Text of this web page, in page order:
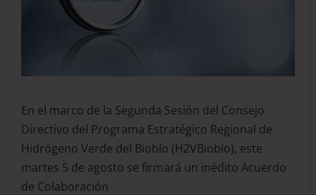
En el marco de la Segunda Sesión del Consejo
Directivo del Programa Estratégico Regional de
Hidrógeno Verde del Biobío (H2VBiobío), este
martes 5 de agosto se firmará un inédito Acuerdo
de Colaboración